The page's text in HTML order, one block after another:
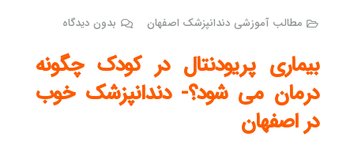
مطالب آموزشی دندانپزشک اصفهان بدون دیدگاه
بیماری پریودنتال در کودک چگونه
درمان می شود؟- دندانپزشک خوب
در اصفهان